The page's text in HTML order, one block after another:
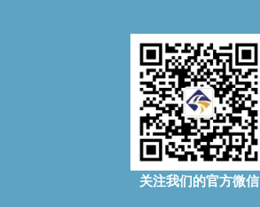
关注我们的官方微信